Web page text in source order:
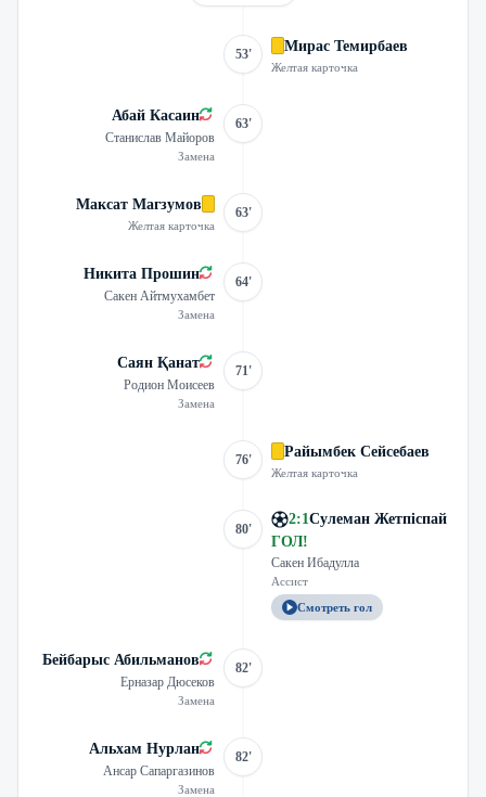
53' Мирас Темирбаев
Желтая карточка
Абай Касаин
Станислав Майоров
Замена
63'
Максат Магзумов
Желтая карточка
63'
Никита Прошин
Сакен Айтмухамбет
Замена
64'
Саян Қанат
Родион Моисеев
Замена
71'
76' Райымбек Сейсебаев
Желтая карточка
80'
2:1Сулеман Жетпіспай
ГОЛ!
Сакен Ибадулла
Ассист
Смотреть гол
Бейбарыс Абильманов
Ерназар Дюсеков
Замена
82'
Альхам Нурлан
Ансар Сапаргазинов
Замена
82'